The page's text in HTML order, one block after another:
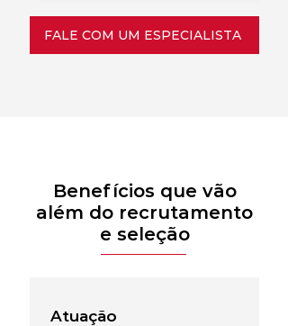
FALE COM UM ESPECIALISTA
Benefícios que vão
além do recrutamento
e seleção
Atuação